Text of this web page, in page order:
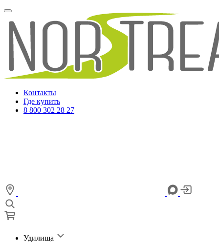
Контакты
Где купить
8 800 302 28 27
Удилища